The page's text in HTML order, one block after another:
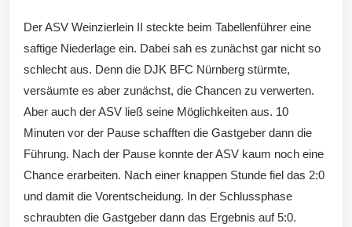
Wintersd
orf 1950
Der ASV Weinzierlein II steckte beim Tabellenführer eine
saftige Niederlage ein. Dabei sah es zunächst gar nicht so
schlecht aus. Denn die DJK BFC Nürnberg stürmte,
versäumte es aber zunächst, die Chancen zu verwerten.
Aber auch der ASV ließ seine Möglichkeiten aus. 10
Minuten vor der Pause schafften die Gastgeber dann die
Führung. Nach der Pause konnte der ASV kaum noch eine
Chance erarbeiten. Nach einer knappen Stunde fiel das 2:0
und damit die Vorentscheidung. In der Schlussphase
schraubten die Gastgeber dann das Ergebnis auf 5:0.